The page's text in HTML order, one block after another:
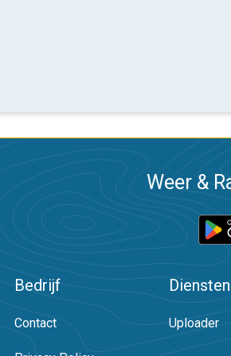
Weer &
Bedrijf
Contact
Diensten
Uploader